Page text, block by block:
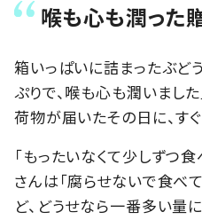
喉も心も潤った
箱いっぱいに詰まったぶど
ぷりで、喉も心も潤いました
荷物が届いたその日に、す
「もったいなくて少しずつ
さんは「腐らせないで食べ
ど、どうせなら一番多い量